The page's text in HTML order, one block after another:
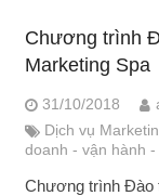
Chương trình
Marketing Spa
31/10/2018
Dịch vụ
doanh - vận hành
Chương trình Đào